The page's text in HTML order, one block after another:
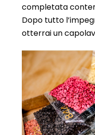
completata
Dopo tutto
otterrai un